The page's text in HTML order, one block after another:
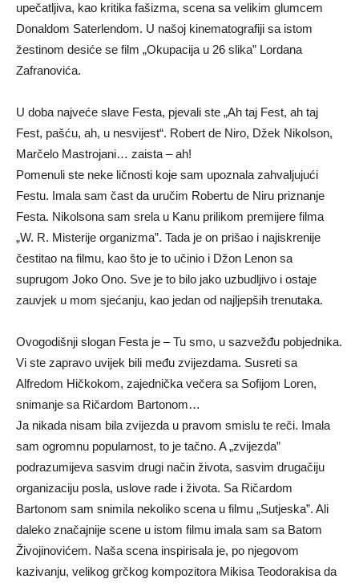
upečatljiva, kao kritika fašizma, scena sa velikim glumcem
Donaldom Saterlendom. U našoj kinematografiji sa istom
žestinom desiće se film „Okupacija u 26 slika” Lordana
Zafranovića.
U doba najveće slave Festa, pjevali ste „Ah taj Fest, ah taj
Fest, pašću, ah, u nesvijest“. Robert de Niro, Džek Nikolson,
Marčelo Mastrojani… zaista – ah!
Pomenuli ste neke ličnosti koje sam upoznala zahvaljujući
Festu. Imala sam čast da uručim Robertu de Niru priznanje
Festa. Nikolsona sam srela u Kanu prilikom premijere filma
„W. R. Misterije organizma”. Tada je on prišao i najiskrenije
čestitao na filmu, kao što je to učinio i Džon Lenon sa
suprugom Joko Ono. Sve je to bilo jako uzbudljivo i ostaje
zauvjek u mom sjećanju, kao jedan od najljepših trenutaka.
Ovogodišnji slogan Festa je – Tu smo, u sazvežđu pobjednika.
Vi ste zapravo uvijek bili među zvijezdama. Susreti sa
Alfredom Hičkokom, zajednička večera sa Sofijom Loren,
snimanje sa Ričardom Bartonom…
Ja nikada nisam bila zvijezda u pravom smislu te reči. Imala
sam ogromnu popularnost, to je tačno. A „zvijezda”
podrazumijeva sasvim drugi način života, sasvim drugačiju
organizaciju posla, uslove rade i života. Sa Ričardom
Bartonom sam snimila nekoliko scena u filmu „Sutjeska”. Ali
daleko značajnije scene u istom filmu imala sam sa Batom
Živojinovićem. Naša scena inspirisala je, po njegovom
kazivanju, velikog grčkog kompozitora Mikisa Teodorakisa da